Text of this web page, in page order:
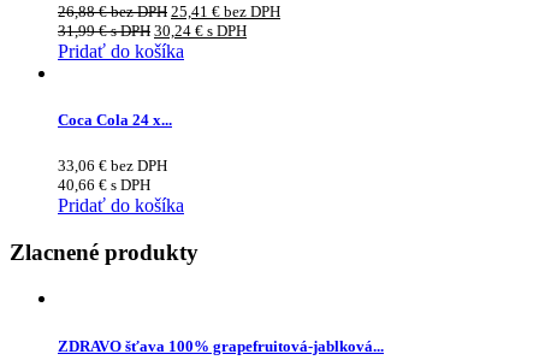
26,88€bez DPH 25,41 € bez DPH
31,99€s DPH 30,24 € s DPH
Pridať do košíka
Coca Cola 24 x...
33,06 € bez DPH
40,66 € s DPH
Pridať do košíka
Zlacnené produkty
ZDRAVO šťava 100% grapefruitová-jablková...